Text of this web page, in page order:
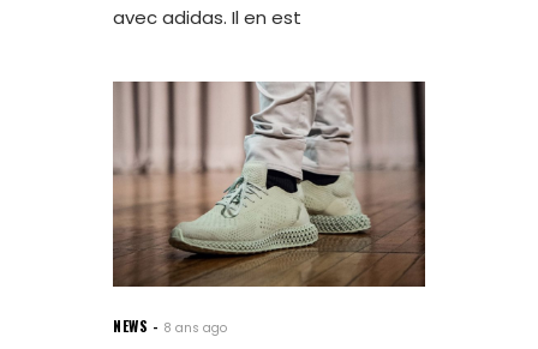
avec adidas. Il en est
NEWS 8 ans ago